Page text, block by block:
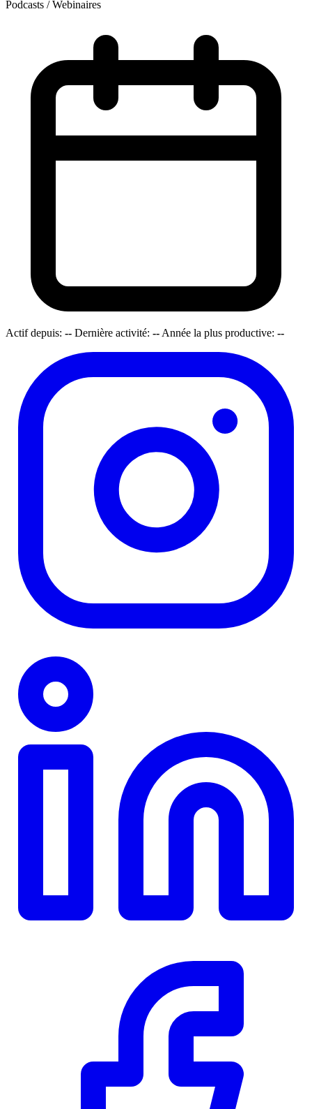
Podcasts / Webinaires
Actif depuis: -- Dernière activité: -- Année la plus productive: --